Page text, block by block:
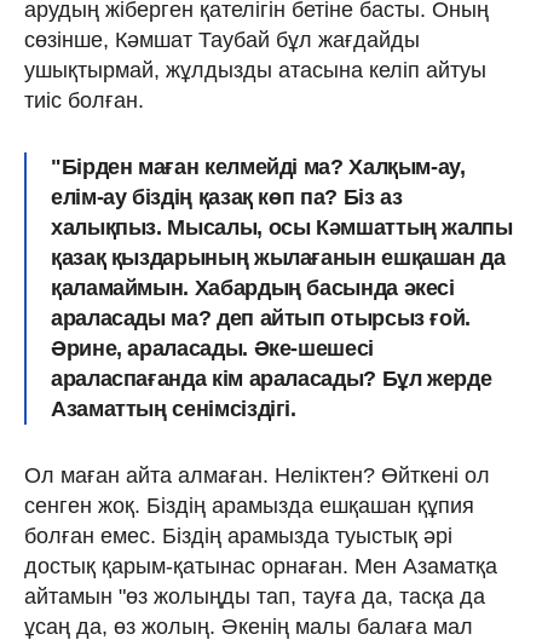
арудың жіберген қателігін бетіне басты. Оның
сөзінше, Кәмшат Таубай бұл жағдайды
ушықтырмай, жұлдызды атасына келіп айтуы
тиіс болған.
"Бірден маған келмейді ма? Халқым-ау,
елім-ау біздің қазақ көп па? Біз аз
халықпыз. Мысалы, осы Кәмшаттың жалпы
қазақ қыздарының жылағанын ешқашан да
қаламаймын. Хабардың басында әкесі
араласады ма? деп айтып отырсыз ғой.
Әрине, араласады. Әке-шешесі
араласпағанда кім араласады? Бұл жерде
Азаматтың сенімсіздігі.
Ол маған айта алмаған. Неліктен? Өйткені ол
сенген жоқ. Біздің арамызда ешқашан құпия
болған емес. Біздің арамызда туыстық әрі
достық қарым-қатынас орнаған. Мен Азаматқа
айтамын "өз жолыңды тап, тауға да, тасқа да
ұсаң да, өз жолың. Әкенің малы балаға мал